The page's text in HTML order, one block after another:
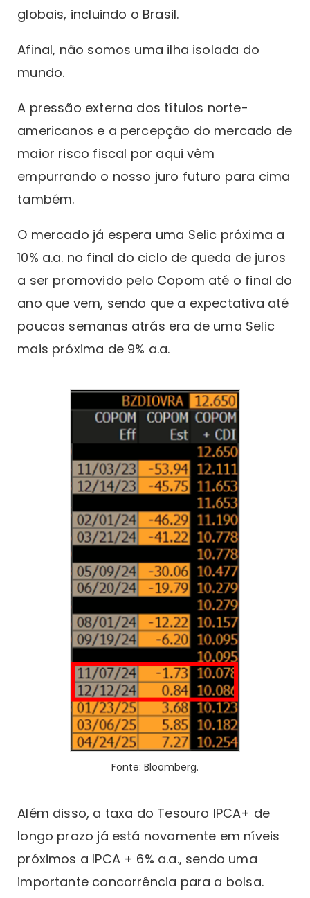
globais, incluindo o Brasil.
Afinal, não somos uma ilha isolada do
mundo.
A pressão externa dos títulos norte-
americanos e a percepção do mercado de
maior risco fiscal por aqui vêm
empurrando o nosso juro futuro para cima
também.
O mercado já espera uma Selic próxima a
10% a.a. no final do ciclo de queda de juros
a ser promovido pelo Copom até o final do
ano que vem, sendo que a expectativa até
poucas semanas atrás era de uma Selic
mais próxima de 9% a.a.
Fonte: Bloomberg.
Além disso, a taxa do Tesouro IPCA+ de
longo prazo já está novamente em níveis
próximos a IPCA + 6% a.a., sendo uma
importante concorrência para a bolsa.